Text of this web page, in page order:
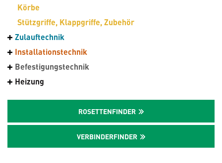
Körbe
Stützgriffe, Klappgriffe, Zubehör
Zulauftechnik
Installationstechnik
Befestigungstechnik
Heizung
ROSETTENFINDER
VERBINDERFINDER